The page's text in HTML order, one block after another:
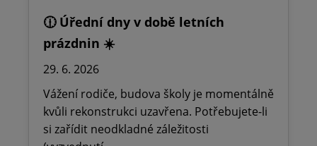
🕧 Úřední dny v době letních
prázdnin ☀️
29. 6. 2026
Vážení rodiče, budova školy je momentálně
kvůli rekonstrukci uzavřena. Potřebujete-li
si zařídit neodkladné záležitosti